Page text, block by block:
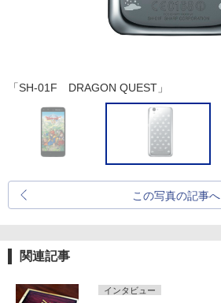
「SH-01F DRAGON QUEST」
この写真の記事へ
関連記事
インタビュー